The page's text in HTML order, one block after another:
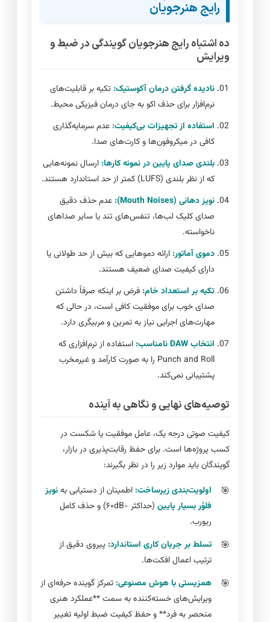
رایج هنرجویان
ده اشتباه رایج هنرجویان گویندگی در ضبط و
ویرایش
نادیده گرفتن درمان آکوستیک: تکیه بر قابلیت‌های
نرم‌افزار برای حذف اکو به جای درمان فیزیکی محیط.
استفاده از تجهیزات بی‌کیفیت: عدم سرمایه‌گذاری
کافی در میکروفون‌ها و کارت‌های صدا.
بلندی صدای پایین در نمونه کارها: ارسال نمونه‌هایی
که از نظر بلندی (LUFS) کمتر از حد استاندارد هستند.
نویز دهانی (Mouth Noises):
عدم حذف دقیق
صدای کلیک لب‌ها، تنفس‌های تند یا سایر صداهای
ناخواسته.
دموی آماتور: ارائه دموهایی که بیش از حد طولانی یا
دارای کیفیت صدای ضعیف هستند.
تکیه بر استعداد خام: فرض بر اینکه صرفاً داشتن
صدای خوب برای موفقیت کافی است، در حالی که
مهارت‌های اجرایی نیاز به تمرین و مربیگری دارد.
انتخاب DAW نامناسب:
استفاده از نرم‌افزاری که
Punch and Roll را به صورت کارآمد و غیرمخرب
پشتیبانی نمی‌کند.
توصیه‌های نهایی و نگاهی به آینده
کیفیت صوتی درجه یک، عامل موفقیت یا شکست در
کسب پروژه‌ها است. برای حفظ رقابت‌پذیری در بازار،
گویندگان باید موارد زیر را در نظر بگیرند:
اولویت‌بندی زیرساخت: اطمینان از دستیابی بهنویز
فلوُر بسیار پایین
(حداکثر -۶۰dB) و حذف کامل
ریورب.
تسلط بر جریان کاری استاندارد: پیروی دقیق از
ترتیب اعمال افکت‌ها.
همزیستی با هوش مصنوعی: تمرکز گوینده حرفه‌ای از
ویرایش‌های خسته‌کننده به سمت **عملکرد هنری
منحصر به فرد** و حفظ کیفیت ضبط اولیه تغییر